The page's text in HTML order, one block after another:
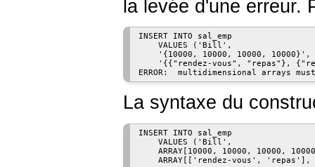
la levée d'une erreur.
INSERT INTO sal_emp
    VALUES ('Bill',
    '{10000, 10000, 10000, 10000}',
'{{"rendez-vous", "repas"},
La syntaxe du
INSERT INTO sal_emp
    VALUES ('Bill',
ARRAY[10000, 10000, 10000,
ARRAY[['rendez-vous',